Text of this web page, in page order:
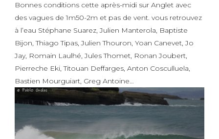
Bonnes conditions cette après-midi sur Anglet avec
des vagues de 1m50-2m et pas de vent. vous retrouvez
à l’eau Stéphane Suarez, Julien Manterola, Baptiste
Bijon, Thiago Tipas, Julien Thouron, Yoan Canevet, Jo
Jay, Romain Laulhé, Jules Thomet, Ronan Joubert,
Pierreche Eki, Titouan Deffarges, Anton Cosculluela,
Bastien Mourguiart, Greg Antoine…